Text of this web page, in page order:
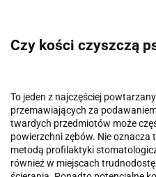
Czy kości czyszczą
To jeden z najczęściej
przemawiających za
twardych przedmiotów może
powierzchni zębów. Nie oznacza
metodą profilaktyki
również w miejscach